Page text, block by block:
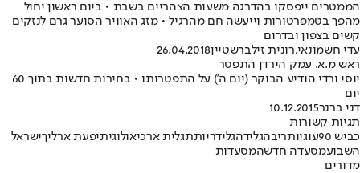
הממטרים ייפסקו בהדרגה משעות הצהריים בשבת • ביום ראשון יחול
מהפך בטמפרטורות וייעשה חם מהרגיל • מזג האוויר הסוער גרם לנזקים
קשים בצפון ובדרום
עדי חשמונאי,רונית זילברשטיין26.04.2018
ראש מ.א. עמק הירדן התפטר
יוסי ורדי הודיע הבוקר (יום ה') על התפטרותו • בחירות חדשות בתוך 60
יום
דני ברנר10.12.2015
תגיות קשורות
כביש 90
עוגיותריבהגלידהגלידריותתגלית ארכיאולוגיתיפעת ארליךישראל
השבועמסעדה חדשהמסעדות
מדורים